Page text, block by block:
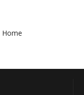
Home